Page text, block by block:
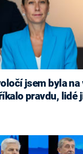
jsem byla
pravdu, lidé